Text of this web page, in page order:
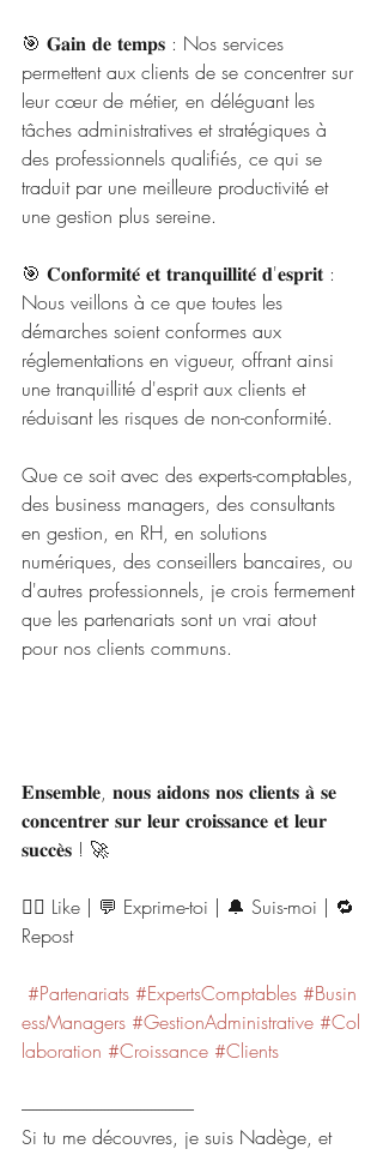
🎯 𝐆𝐚𝐢𝐧 𝐝𝐞 𝐭𝐞𝐦𝐩𝐬 : Nos services
permettent aux clients de se concentrer sur
leur cœur de métier, en déléguant les
tâches administratives et stratégiques à
des professionnels qualifiés, ce qui se
traduit par une meilleure productivité et
une gestion plus sereine.
🎯 𝐂𝐨𝐧𝐟𝐨𝐫𝐦𝐢𝐭𝐞́ 𝐞𝐭 𝐭𝐫𝐚𝐧𝐪𝐮𝐢𝐥𝐥𝐢𝐭𝐞́ 𝐝'𝐞𝐬𝐩𝐫𝐢𝐭 :
Nous veillons à ce que toutes les
démarches soient conformes aux
réglementations en vigueur, offrant ainsi
une tranquillité d'esprit aux clients et
réduisant les risques de non-conformité.
Que ce soit avec des experts-comptables,
des business managers, des consultants
en gestion, en RH, en solutions
numériques, des conseillers bancaires, ou
d'autres professionnels, je crois fermement
que les partenariats sont un vrai atout
pour nos clients communs.
𝐄𝐧𝐬𝐞𝐦𝐛𝐥𝐞, 𝐧𝐨𝐮𝐬 𝐚𝐢𝐝𝐨𝐧𝐬 𝐧𝐨𝐬 𝐜𝐥𝐢𝐞𝐧𝐭𝐬 𝐚̀ 𝐬𝐞
𝐜𝐨𝐧𝐜𝐞𝐧𝐭𝐫𝐞𝐫 𝐬𝐮𝐫 𝐥𝐞𝐮𝐫 𝐜𝐫𝐨𝐢𝐬𝐬𝐚𝐧𝐜𝐞 𝐞𝐭 𝐥𝐞𝐮𝐫
𝐬𝐮𝐜𝐜𝐞̀𝐬 ! 🚀
👍🏻 Like | 💬 Exprime-toi | 🔔 Suis-moi | 🔁
Repost
#Partenariats #ExpertsComptables #Busin
essManagers #GestionAdministrative #Col
laboration #Croissance #Clients
------------------------------------------------
Si tu me découvres, je suis Nadège, et